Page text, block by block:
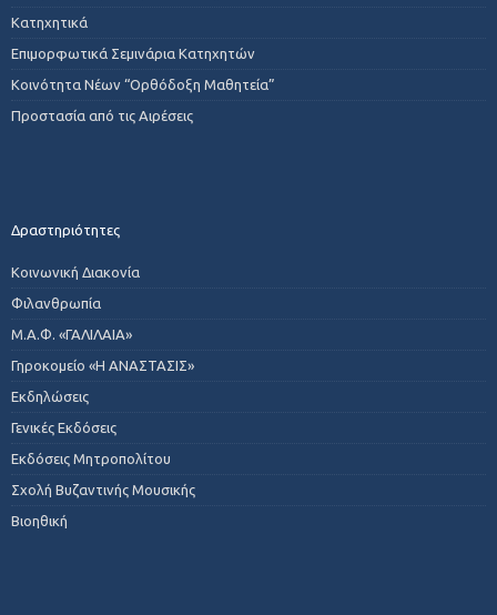
Κατηχητικά
Επιμορφωτικά Σεμινάρια Κατηχητών
Κοινότητα Νέων “Ορθόδοξη Μαθητεία”
Προστασία από τις Αιρέσεις
Δραστηριότητες
Κοινωνική Διακονία
Φιλανθρωπία
Μ.Α.Φ. «ΓΑΛΙΛΑΙΑ»
Γηροκομείο «Η ΑΝΑΣΤΑΣΙΣ»
Εκδηλώσεις
Γενικές Εκδόσεις
Εκδόσεις Μητροπολίτου
Σχολή Βυζαντινής Μουσικής
Βιοηθική